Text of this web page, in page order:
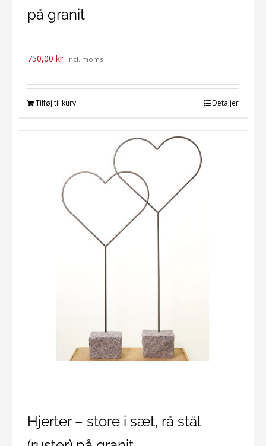
på granit
750,00 kr. incl. moms
Tilføj til kurv Detaljer
Hjerter – store i sæt, rå stål